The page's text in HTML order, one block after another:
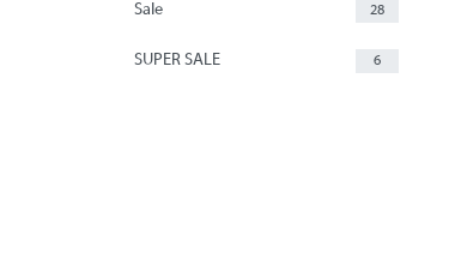
Sale 28
SUPER SALE 6